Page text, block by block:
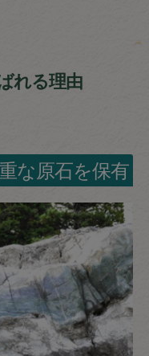
れる理由
な原石を保有